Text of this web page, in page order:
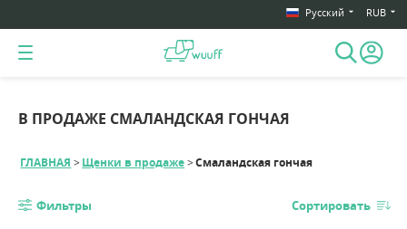
Русский RUB
В ПРОДАЖЕ СМАЛАНДСКАЯ ГОНЧАЯ
ГЛАВНАЯ Щенки в продаже Смаландская гончая
Фильтры Сортировать